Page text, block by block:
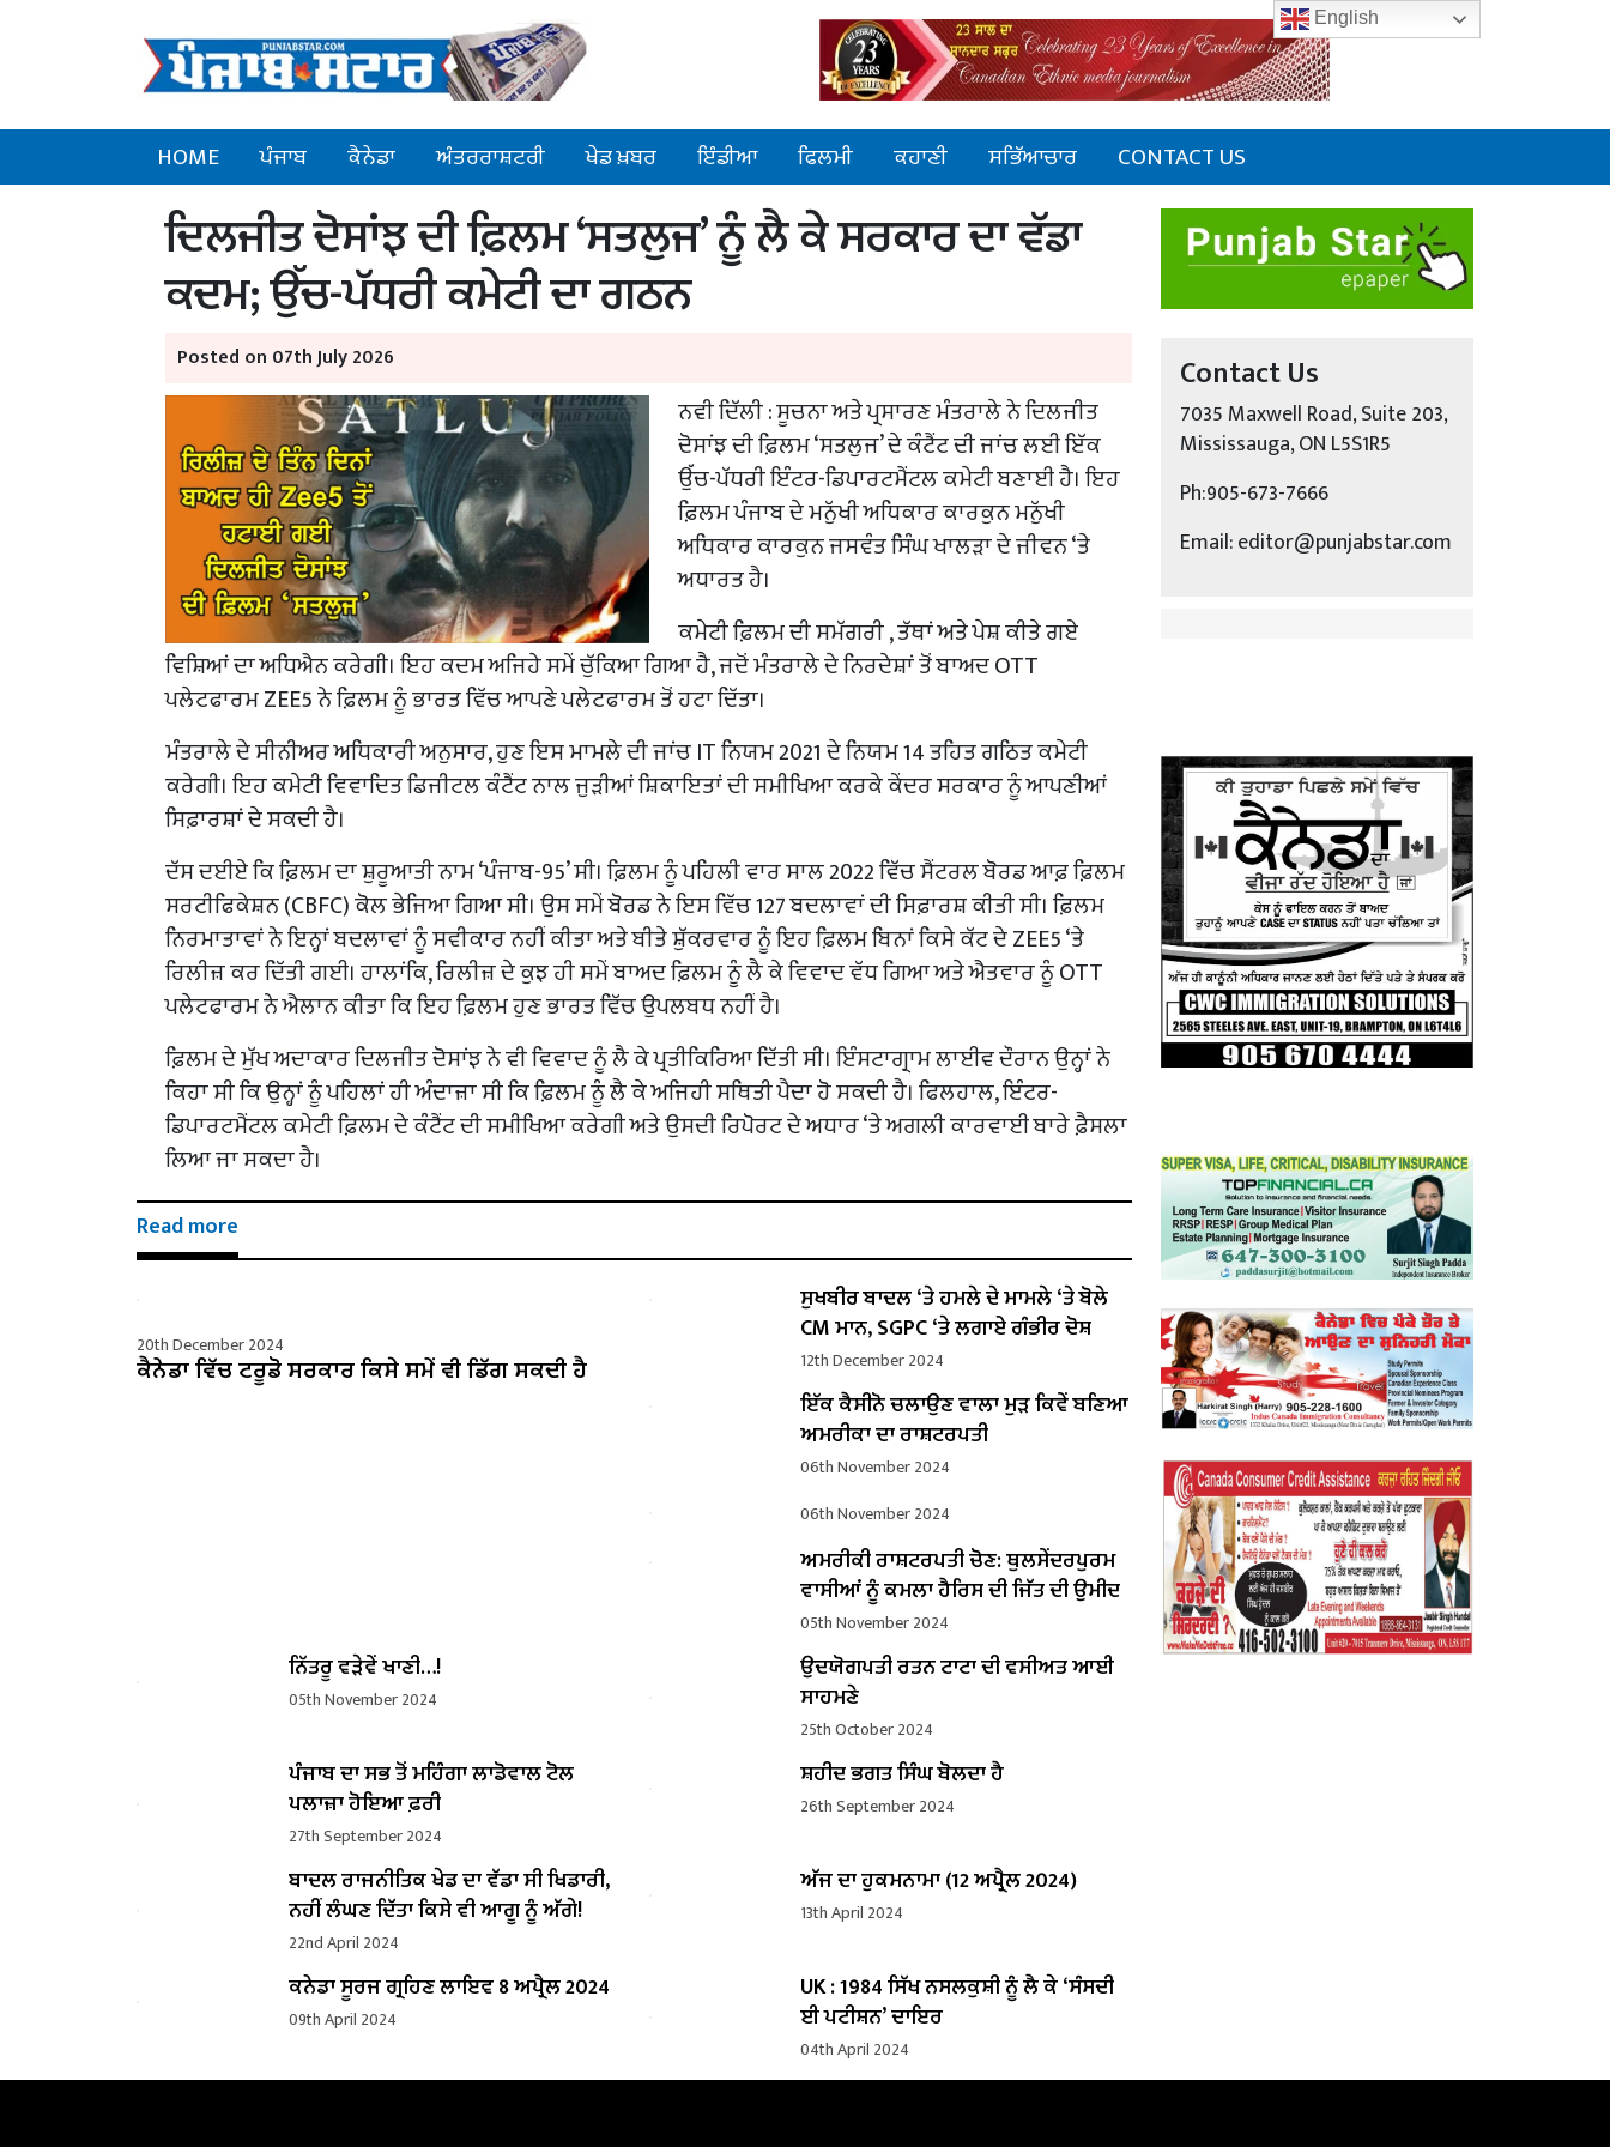
HOME ਪੰਜਾਬ ਕੈਨੇਡਾ ਅੰਤਰਰਾਸ਼ਟਰੀ ਖੇਡ ਖ਼ਬਰ ਇੰਡੀਆ ਫਿਲਮੀ ਕਹਾਣੀ ਸਭਿੱਆਚਾਰ CONTACT US
ਦਿਲਜੀਤ ਦੋਸਾਂਝ ਦੀ ਫ਼ਿਲਮ ‘ਸਤਲੁਜ’ ਨੂੰ ਲੈ ਕੇ ਸਰਕਾਰ ਦਾ ਵੱਡਾ
ਕਦਮ; ਉੱਚ-ਪੱਧਰੀ ਕਮੇਟੀ ਦਾ ਗਠਨ
Posted on 07th July 2026
ਨਵੀ ਦਿੱਲੀ : ਸੂਚਨਾ ਅਤੇ ਪ੍ਰਸਾਰਣ ਮੰਤਰਾਲੇ ਨੇ ਦਿਲਜੀਤ
ਦੋਸਾਂਝ ਦੀ ਫ਼ਿਲਮ ‘ਸਤਲੁਜ’ ਦੇ ਕੰਟੈਂਟ ਦੀ ਜਾਂਚ ਲਈ ਇੱਕ
ਉੱਚ-ਪੱਧਰੀ ਇੰਟਰ-ਡਿਪਾਰਟਮੈਂਟਲ ਕਮੇਟੀ ਬਣਾਈ ਹੈ। ਇਹ
ਫ਼ਿਲਮ ਪੰਜਾਬ ਦੇ ਮਨੁੱਖੀ ਅਧਿਕਾਰ ਕਾਰਕੁਨ ਮਨੁੱਖੀ
ਅਧਿਕਾਰ ਕਾਰਕੁਨ ਜਸਵੰਤ ਸਿੰਘ ਖਾਲੜਾ ਦੇ ਜੀਵਨ ‘ਤੇ
ਅਧਾਰਤ ਹੈ।
ਕਮੇਟੀ ਫ਼ਿਲਮ ਦੀ ਸਮੱਗਰੀ , ਤੱਥਾਂ ਅਤੇ ਪੇਸ਼ ਕੀਤੇ ਗਏ
ਵਿਸ਼ਿਆਂ ਦਾ ਅਧਿਐਨ ਕਰੇਗੀ। ਇਹ ਕਦਮ ਅਜਿਹੇ ਸਮੇਂ ਚੁੱਕਿਆ ਗਿਆ ਹੈ, ਜਦੋਂ ਮੰਤਰਾਲੇ ਦੇ ਨਿਰਦੇਸ਼ਾਂ ਤੋਂ ਬਾਅਦ OTT
ਪਲੇਟਫਾਰਮ ZEE5 ਨੇ ਫ਼ਿਲਮ ਨੂੰ ਭਾਰਤ ਵਿੱਚ ਆਪਣੇ ਪਲੇਟਫਾਰਮ ਤੋਂ ਹਟਾ ਦਿੱਤਾ।
ਮੰਤਰਾਲੇ ਦੇ ਸੀਨੀਅਰ ਅਧਿਕਾਰੀ ਅਨੁਸਾਰ, ਹੁਣ ਇਸ ਮਾਮਲੇ ਦੀ ਜਾਂਚ IT ਨਿਯਮ 2021 ਦੇ ਨਿਯਮ 14 ਤਹਿਤ ਗਠਿਤ ਕਮੇਟੀ
ਕਰੇਗੀ। ਇਹ ਕਮੇਟੀ ਵਿਵਾਦਿਤ ਡਿਜੀਟਲ ਕੰਟੈਂਟ ਨਾਲ ਜੁੜੀਆਂ ਸ਼ਿਕਾਇਤਾਂ ਦੀ ਸਮੀਖਿਆ ਕਰਕੇ ਕੇਂਦਰ ਸਰਕਾਰ ਨੂੰ ਆਪਣੀਆਂ
ਸਿਫ਼ਾਰਸ਼ਾਂ ਦੇ ਸਕਦੀ ਹੈ।
ਦੱਸ ਦਈਏ ਕਿ ਫ਼ਿਲਮ ਦਾ ਸ਼ੁਰੂਆਤੀ ਨਾਮ ‘ਪੰਜਾਬ-95’ ਸੀ। ਫ਼ਿਲਮ ਨੂੰ ਪਹਿਲੀ ਵਾਰ ਸਾਲ 2022 ਵਿੱਚ ਸੈਂਟਰਲ ਬੋਰਡ ਆਫ਼ ਫ਼ਿਲਮ
ਸਰਟੀਫਿਕੇਸ਼ਨ (CBFC) ਕੋਲ ਭੇਜਿਆ ਗਿਆ ਸੀ। ਉਸ ਸਮੇਂ ਬੋਰਡ ਨੇ ਇਸ ਵਿੱਚ 127 ਬਦਲਾਵਾਂ ਦੀ ਸਿਫ਼ਾਰਸ਼ ਕੀਤੀ ਸੀ। ਫ਼ਿਲਮ
ਨਿਰਮਾਤਾਵਾਂ ਨੇ ਇਨ੍ਹਾਂ ਬਦਲਾਵਾਂ ਨੂੰ ਸਵੀਕਾਰ ਨਹੀਂ ਕੀਤਾ ਅਤੇ ਬੀਤੇ ਸ਼ੁੱਕਰਵਾਰ ਨੂੰ ਇਹ ਫ਼ਿਲਮ ਬਿਨਾਂ ਕਿਸੇ ਕੱਟ ਦੇ ZEE5 ‘ਤੇ
ਰਿਲੀਜ਼ ਕਰ ਦਿੱਤੀ ਗਈ। ਹਾਲਾਂਕਿ, ਰਿਲੀਜ਼ ਦੇ ਕੁਝ ਹੀ ਸਮੇਂ ਬਾਅਦ ਫ਼ਿਲਮ ਨੂੰ ਲੈ ਕੇ ਵਿਵਾਦ ਵੱਧ ਗਿਆ ਅਤੇ ਐਤਵਾਰ ਨੂੰ OTT
ਪਲੇਟਫਾਰਮ ਨੇ ਐਲਾਨ ਕੀਤਾ ਕਿ ਇਹ ਫ਼ਿਲਮ ਹੁਣ ਭਾਰਤ ਵਿੱਚ ਉਪਲਬਧ ਨਹੀਂ ਹੈ।
ਫ਼ਿਲਮ ਦੇ ਮੁੱਖ ਅਦਾਕਾਰ ਦਿਲਜੀਤ ਦੋਸਾਂਝ ਨੇ ਵੀ ਵਿਵਾਦ ਨੂੰ ਲੈ ਕੇ ਪ੍ਰਤੀਕਿਰਿਆ ਦਿੱਤੀ ਸੀ। ਇੰਸਟਾਗ੍ਰਾਮ ਲਾਈਵ ਦੌਰਾਨ ਉਨ੍ਹਾਂ ਨੇ
ਕਿਹਾ ਸੀ ਕਿ ਉਨ੍ਹਾਂ ਨੂੰ ਪਹਿਲਾਂ ਹੀ ਅੰਦਾਜ਼ਾ ਸੀ ਕਿ ਫ਼ਿਲਮ ਨੂੰ ਲੈ ਕੇ ਅਜਿਹੀ ਸਥਿਤੀ ਪੈਦਾ ਹੋ ਸਕਦੀ ਹੈ। ਫਿਲਹਾਲ, ਇੰਟਰ-
ਡਿਪਾਰਟਮੈਂਟਲ ਕਮੇਟੀ ਫ਼ਿਲਮ ਦੇ ਕੰਟੈਂਟ ਦੀ ਸਮੀਖਿਆ ਕਰੇਗੀ ਅਤੇ ਉਸਦੀ ਰਿਪੋਰਟ ਦੇ ਅਧਾਰ ‘ਤੇ ਅਗਲੀ ਕਾਰਵਾਈ ਬਾਰੇ ਫ਼ੈਸਲਾ
ਲਿਆ ਜਾ ਸਕਦਾ ਹੈ।
Read more
20th December 2024
ਕੈਨੇਡਾ ਵਿੱਚ ਟਰੂਡੋ ਸਰਕਾਰ ਕਿਸੇ ਸਮੇਂ ਵੀ ਡਿੱਗ ਸਕਦੀ ਹੈ
ਸੁਖਬੀਰ ਬਾਦਲ ‘ਤੇ ਹਮਲੇ ਦੇ ਮਾਮਲੇ ‘ਤੇ ਬੋਲੇ ​​
CM ਮਾਨ, SGPC ‘ਤੇ ਲਗਾਏ ਗੰਭੀਰ ਦੋਸ਼
12th December 2024
ਇੱਕ ਕੈਸੀਨੋ ਚਲਾਉਣ ਵਾਲਾ ਮੁੜ ਕਿਵੇਂ ਬਣਿਆ
ਅਮਰੀਕਾ ਦਾ ਰਾਸ਼ਟਰਪਤੀ
06th November 2024
06th November 2024
ਅਮਰੀਕੀ ਰਾਸ਼ਟਰਪਤੀ ਚੋਣ: ਥੁਲਸੇਂਦਰਪੁਰਮ
ਵਾਸੀਆਂ ਨੂੰ ਕਮਲਾ ਹੈਰਿਸ ਦੀ ਜਿੱਤ ਦੀ ਉਮੀਦ
05th November 2024
ਨਿੱਤਰੂ ਵੜੇਵੇਂ ਖਾਣੀ…!
05th November 2024
ਉਦਯੋਗਪਤੀ ਰਤਨ ਟਾਟਾ ਦੀ ਵਸੀਅਤ ਆਈ
ਸਾਹਮਣੇ
25th October 2024
ਪੰਜਾਬ ਦਾ ਸਭ ਤੋਂ ਮਹਿੰਗਾ ਲਾਡੋਵਾਲ ਟੋਲ
ਪਲਾਜ਼ਾ ਹੋਇਆ ਫ਼ਰੀ
27th September 2024
ਸ਼ਹੀਦ ਭਗਤ ਸਿੰਘ ਬੋਲਦਾ ਹੈ
26th September 2024
ਬਾਦਲ ਰਾਜਨੀਤਿਕ ਖੇਡ ਦਾ ਵੱਡਾ ਸੀ ਖਿਡਾਰੀ,
ਨਹੀਂ ਲੰਘਣ ਦਿੱਤਾ ਕਿਸੇ ਵੀ ਆਗੂ ਨੂੰ ਅੱਗੇ!
22nd April 2024
ਅੱਜ ਦਾ ਹੁਕਮਨਾਮਾ (12 ਅਪ੍ਰੈਲ 2024)
13th April 2024
ਕਨੇਡਾ ਸੂਰਜ ਗ੍ਰਹਿਣ ਲਾਇਵ 8 ਅਪ੍ਰੈਲ 2024
09th April 2024
UK : 1984 ਸਿੱਖ ਨਸਲਕੁਸ਼ੀ ਨੂੰ ਲੈ ਕੇ ‘ਸੰਸਦੀ
ਈ ਪਟੀਸ਼ਨ’ ਦਾਇਰ
04th April 2024
Contact Us
7035 Maxwell Road, Suite 203,
Mississauga, ON L5S1R5
Ph:905-673-7666
Email: editor@punjabstar.com
English